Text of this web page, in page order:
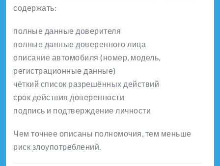
содержать:
полные данные доверителя
полные данные доверенного лица
описание автомобиля (номер, модель,
регистрационные данные)
чёткий список разрешённых действий
срок действия доверенности
подпись и подтверждение личности
Чем точнее описаны полномочия, тем меньше
риск злоупотреблений.